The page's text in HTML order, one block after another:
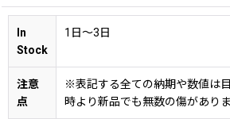
In
Stock
1日〜3日
注意
点
※表記する全ての納期や数値は
時より新品でも無数の傷がありま